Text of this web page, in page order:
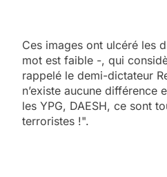
Ces images ont ulcéré les
mot est faible -, qui
rappelé le demi-dictateur
n’existe aucune différence
les YPG, DAESH, ce sont
terroristes !".